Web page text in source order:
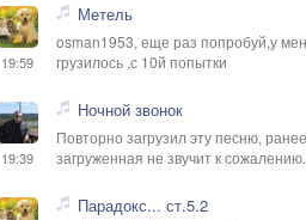
19:59
Метель
osman1953, еще раз попробуй,у
грузилось ,с 10й попытки
19:39
Ночной звонок
Повторно загрузил эту песню, ранее
загруженная не звучит к
Парадокс... ст.5.2